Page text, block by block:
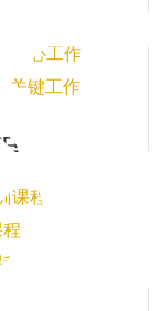
核心工作
关键工作
课程